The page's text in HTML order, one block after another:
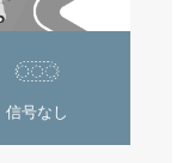
信号なし